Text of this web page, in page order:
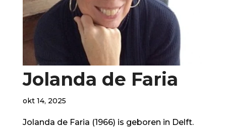
Jolanda de Faria
okt 14, 2025
Jolanda de Faria (1966) is geboren in Delft.